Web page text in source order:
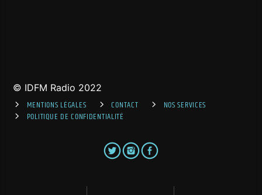
© IDFM Radio 2022
MENTIONS LÉGALES CONTACT
NOS SERVICES
POLITIQUE DE CONFIDENTIALITÉ